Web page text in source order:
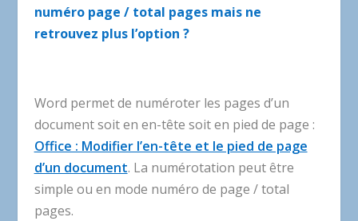
numéro page / total pages mais ne
retrouvez plus l’option ?
Word permet de numéroter les pages d’un
document soit en en-tête soit en pied de page :
Office : Modifier l’en-tête et le pied de page
d’un document. La numérotation peut être
simple ou en mode numéro de page / total
pages.